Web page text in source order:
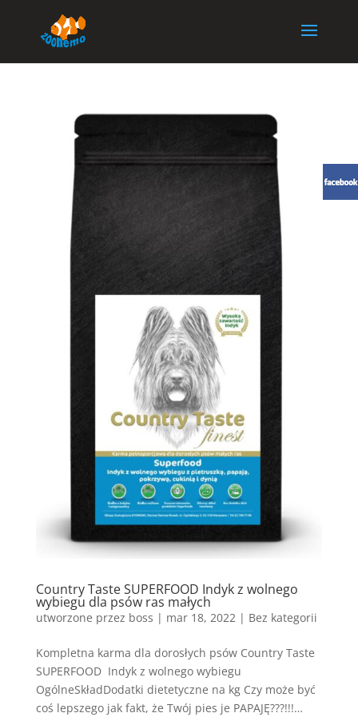
Country Taste SUPERFOOD Indyk z wolnego
wybiegu dla psów ras małych
utworzone przez boss | mar 18, 2022| Bez kategorii
Kompletna karma dla dorosłych psów Country Taste
SUPERFOOD Indyk z wolnego wybiegu
OgólneSkładDodatki dietetyczne na kg Czy może być
coś lepszego jak fakt, że Twój pies je PAPAJĘ???!!!…